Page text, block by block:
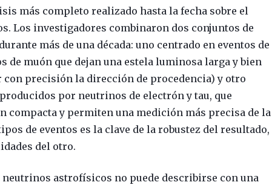
más completo realizado hasta la fecha sobre el
Los investigadores combinaron dos conjuntos de
más de una década: uno centrado en eventos de
muón que dejan una estela luminosa larga y bien
precisión la dirección de procedencia) y otro
por neutrinos de electrón y tau, que
compacta y permiten una medición más precisa de la
de eventos es la clave de la robustez del resultado,
del otro.
neutrinos astrofísicos no puede describirse con una